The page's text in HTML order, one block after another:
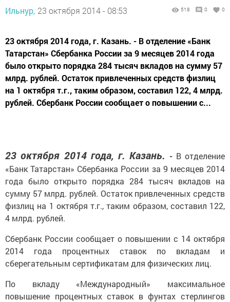
Ильнур, 23 октября 2014 - 08:53 518 0 0
23 октября 2014 года, г. Казань. - В отделение «Банк
Татарстан» Сбербанка России за 9 месяцев 2014 года
было открыто порядка 284 тысяч вкладов на сумму 57
млрд. рублей. Остаток привлеченных средств физлиц
на 1 октября т.г., таким образом, составил 122, 4 млрд.
рублей. Сбербанк России сообщает о повышении с...
23 октября 2014 года, г. Казань. -В отделение
«Банк Татарстан» Сбербанка России за 9 месяцев 2014
года было открыто порядка 284 тысяч вкладов на
сумму 57 млрд. рублей. Остаток привлеченных средств
физлиц на 1 октября т.г., таким образом, составил 122,
4 млрд. рублей.
Сбербанк России сообщает о повышении с 14 октября
2014 года процентных ставок по вкладам и
сберегательным сертификатам для физических лиц.
По вкладу «Международный» максимальное
повышение процентных ставок в фунтах стерлингов